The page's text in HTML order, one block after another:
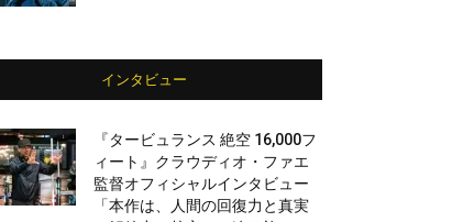
インタビュー
『タービュランス 絶空 16,000フ
ィート』クラウディオ・ファエ
監督オフィシャルインタビュー
「本作は、人間の回復力と真実